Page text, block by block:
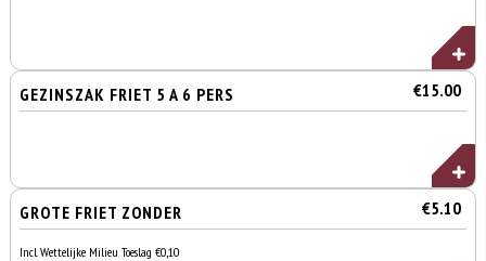
GEZINSZAK FRIET 5 A 6 PERS €15.00
GROTE FRIET ZONDER €5.10
Incl. Wettelijke Milieu Toeslag €0,10